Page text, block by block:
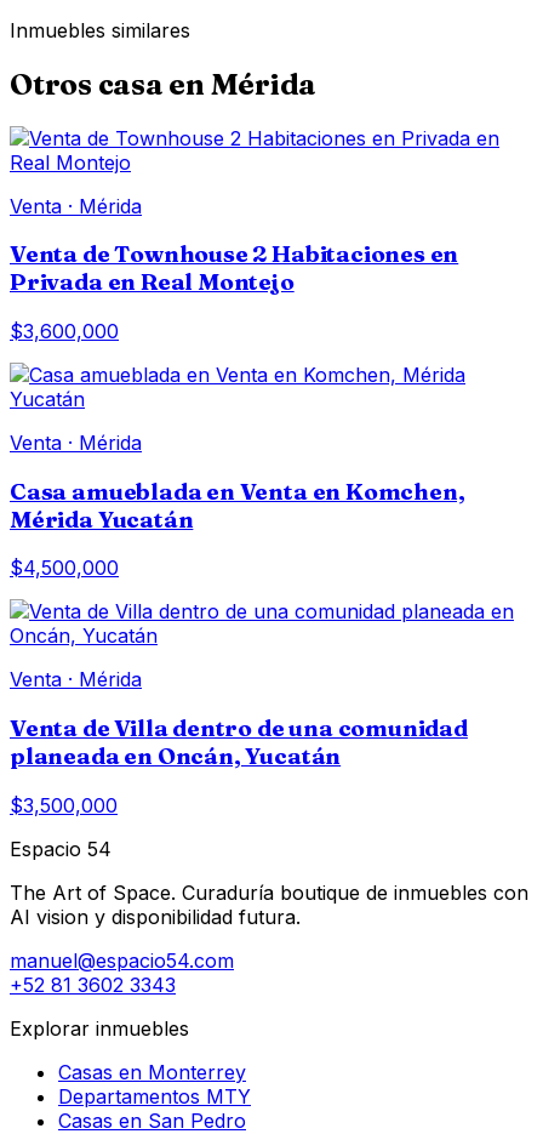
Inmuebles similares
Otros casa en Mérida
Venta · Mérida
Venta de Townhouse 2 Habitaciones en
Privada en Real Montejo
$3,600,000
Venta · Mérida
Casa amueblada en Venta en Komchen,
Mérida Yucatán
$4,500,000
Venta · Mérida
Venta de Villa dentro de una comunidad
planeada en Oncán, Yucatán
$3,500,000
Espacio 54
The Art of Space. Curaduría boutique de inmuebles con
AI vision y disponibilidad futura.
manuel@espacio54.com
+52 81 3602 3343
Explorar inmuebles
Casas en Monterrey
Departamentos MTY
Casas en San Pedro